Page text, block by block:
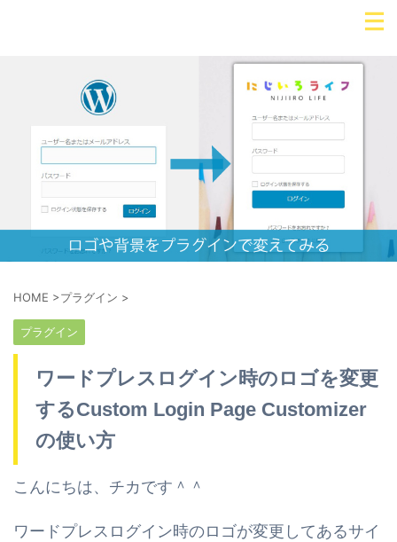
HOME >プラグイン >
プラグイン
ワードプレスログイン時のロゴを変更
するCustom Login Page Customizer
の使い方
こんにちは、チカです＾＾
ワードプレスログイン時のロゴが変更してあるサイ